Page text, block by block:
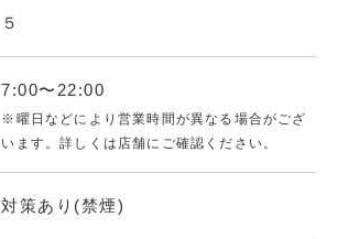
５
7:00〜22:00
※曜日などにより営業時間が異なる場合がござ
います。詳しくは店舗にご確認ください。
対策あり(禁煙)